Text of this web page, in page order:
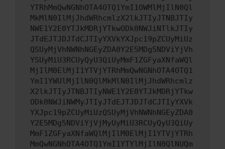
YTRhMmQwNGNhOTA4OTQ1YmI1OWMlMjIlN0Ql
MkMlN0IlMjJhdWRhcmlzX2lkJTIyJTNBJTIy
NWE1Y2E0YTJkMDRjYTkwODk0NWJiNTlkJTIy
JTdEJTJDJTdCJTIyYXVkYXJpc19pZCUyMiUz
QSUyMjVhNWNhNGEyZDA0Y2E5MDg5NDViYjVh
YSUyMiU3RCUyQyU3QiUyMmF1ZGFyaXNfaWQl
MjIlM0ElMjI1YTVjYTRhMmQwNGNhOTA4OTQ1
YmI1YWUlMjIlN0QlMkMlN0IlMjJhdWRhcmlz
X2lkJTIyJTNBJTIyNWE1Y2E0YTJkMDRjYTkw
ODk0NWJiNWMyJTIyJTdEJTJDJTdCJTIyYXVk
YXJpc19pZCUyMiUzQSUyMjVhNWNhNGEyZDA0
Y2E5MDg5NDViYjVjMyUyMiU3RCUyQyU3QiUy
MmF1ZGFyaXNfaWQlMjIlM0ElMjI1YTVjYTRh
MmQwNGNhOTA4OTQ1YmI1YTYlMjIlN0QlNUQm